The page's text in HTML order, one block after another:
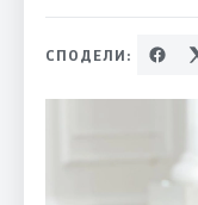
СПОДЕЛИ: